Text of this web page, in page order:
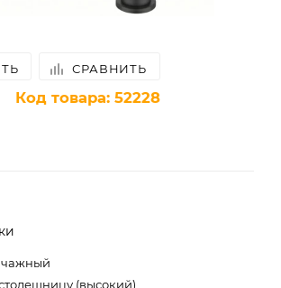
СРАВНИТЬ
Код товара: 52228
(высокий)